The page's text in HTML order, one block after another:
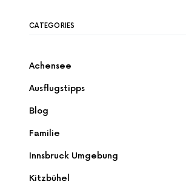
CATEGORIES
Achensee
Ausflugstipps
Blog
Familie
Innsbruck Umgebung
Kitzbühel